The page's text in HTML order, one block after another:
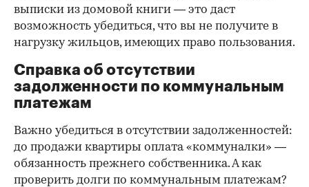
выписки из домовой книги — это даст
возможность убедиться, что вы не получите в
нагрузку жильцов, имеющих право пользования.
Справка об отсутствии
задолженности по коммунальным
платежам
Важно убедиться в отсутствии задолженностей:
до продажи квартиры оплата «коммуналки» —
обязанность прежнего собственника. А как
проверить долги по коммунальным платежам?